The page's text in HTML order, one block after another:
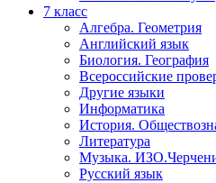
7 класс
Алгебра. Геометрия
Английский язык
Биология. География
Всероссийские
Другие языки
Информатика
История.
Литература
Музыка.
Русский язык